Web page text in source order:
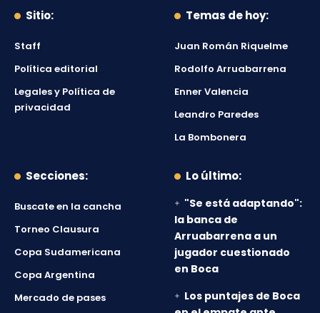
Sitio:
Staff
Política editorial
Legales y Política de
privacidad
Temas de hoy:
Juan Román Riquelme
Rodolfo Arruabarrena
Enner Valencia
Leandro Paredes
La Bombonera
Secciones:
Buscate en la cancha
Torneo Clausura
Copa Sudamericana
Copa Argentina
Mercado de pases
Lo último:
"Se está adaptando":
la banca de
Arruabarrena a un
jugador cuestionado
en Boca
Los puntajes de Boca